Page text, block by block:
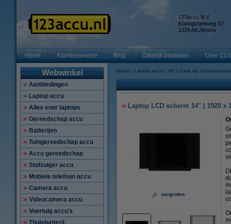
123accu B.V.
Koningsbeltweg 52
1329 AK Almere
Home Klantenservice Blog Zakelijk bestellen Over
Webwinkel
Aanbiedingen
Laptop accu
Alles voor laptops
Gereedschap accu
Batterijen
Tuingereedschap accu
Accu gereedschap
Stofzuiger accu
Mobiele telefoon accu
Camera accu
Videocamera accu
Voertuig accu's
Thuisbatterij
Home Laptop accu HP Zoek op
Laptop LCD scherm 14" | 1920
vergroten